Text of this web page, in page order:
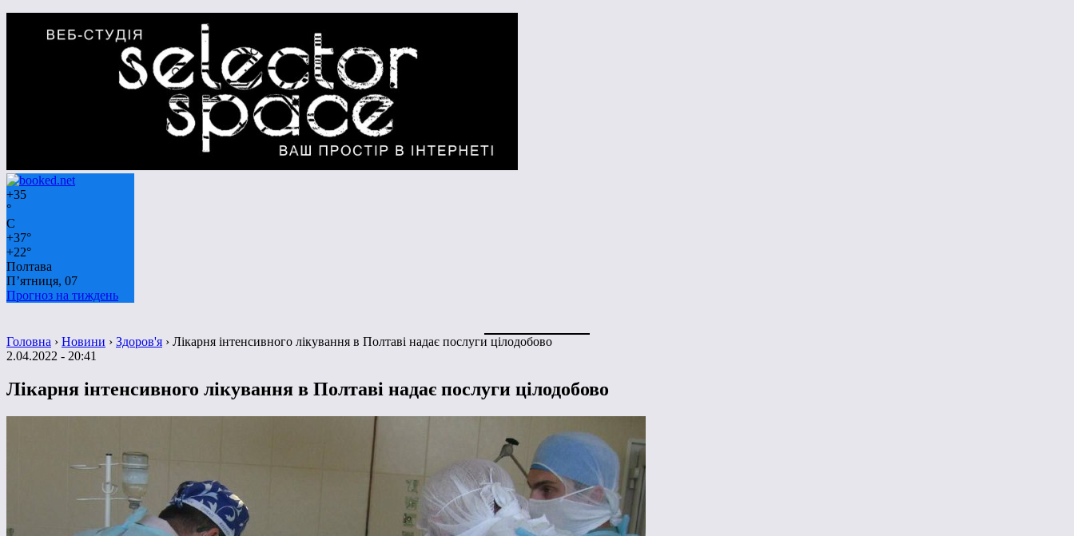
+35
°
C
+37°
+22°
Полтава
П’ятниця, 07
Прогноз на тиждень
Головна › Новини › Здоров'я › Лікарня інтенсивного лікування в Полтаві надає послуги цілодобово
2.04.2022 - 20:41
Лікарня інтенсивного лікування в Полтаві надає послуги цілодобово